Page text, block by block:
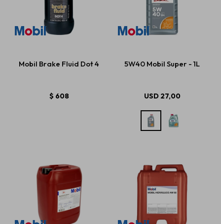
Mobil Brake Fluid Dot 4
$ 608
5W40 Mobil Super - 1L
USD 27,00